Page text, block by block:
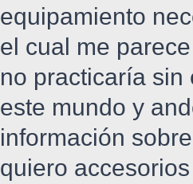
equipamiento
el cual me
no practicaría sin
este mundo y
información
quiero